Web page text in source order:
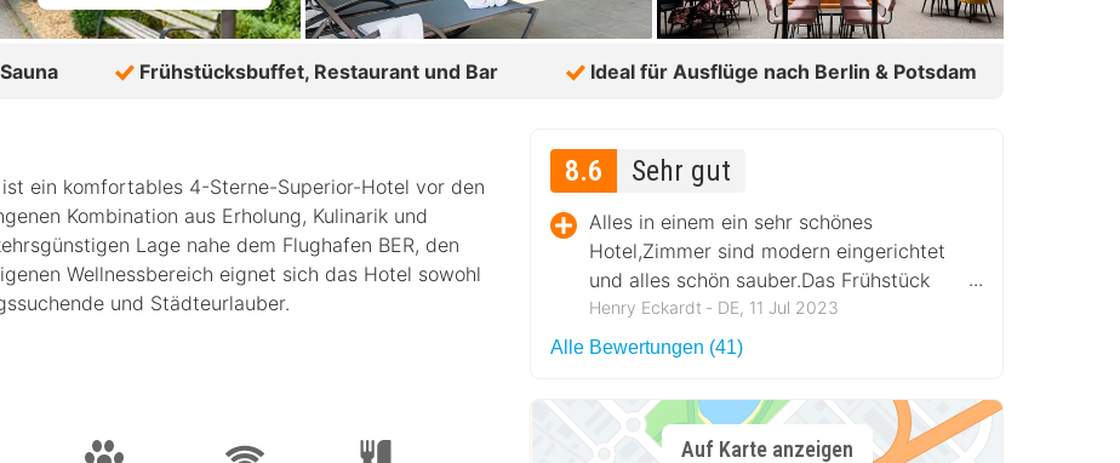
Frühstücksbuffet, Restaurant und Bar Ideal für Ausflüge nach Berlin & Potsdam
ein komfortables 4-Sterne-Superior-Hotel vor den
Kombination aus Erholung, Kulinarik und
Lage nahe dem Flughafen BER, den
Wellnessbereich eignet sich das Hotel sowohl
und Städteurlauber.
8.6 Sehr gut
Alles in einem ein sehr schönes
Hotel,Zimmer sind modern eingerichtet
und alles schön sauber.Das Frühstück
war reichhaltig und lecker.
Henry Eckardt ‐ DE, 11 Jul 2023
Alle Bewertungen (41)
Auf Karte anzeigen